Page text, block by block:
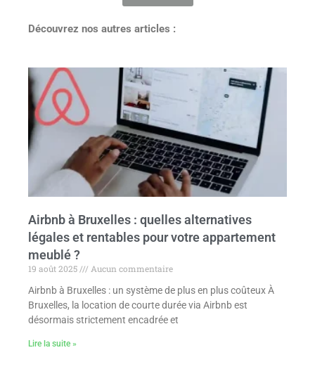
Découvrez nos autres articles :
Airbnb à Bruxelles : quelles alternatives
légales et rentables pour votre appartement
meublé ?
19 août 2025
Aucun commentaire
Airbnb à Bruxelles : un système de plus en plus coûteux À
Bruxelles, la location de courte durée via Airbnb est
désormais strictement encadrée et
Lire la suite »